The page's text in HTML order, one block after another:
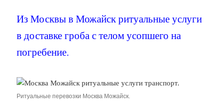
Из Москвы в Можайск ритуальные услуги
в доставке гроба с телом усопшего на
погребение.
Ритуальные перевозки Москва Можайск.